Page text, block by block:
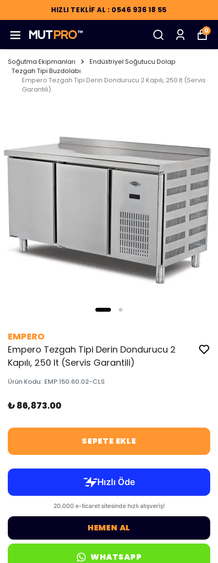
HIZLI TEKLİF AL : 0546 936 18 55
0
Soğutma Ekipmanları
Endüstriyel Soğutucu Dolap
Tezgah Tipi Buzdolabı
Empero Tezgah Tipi Derin Dondurucu 2 Kapılı, 250 lt (Servis
Garantili)
EMPERO
Empero Tezgah Tipi Derin Dondurucu 2
Kapılı, 250 lt (Servis Garantili)
Ürün Kodu: EMP.150.60.02-CLS
₺ 86,873.00
SEPETE EKLE
HEMEN AL
WHATSAPP